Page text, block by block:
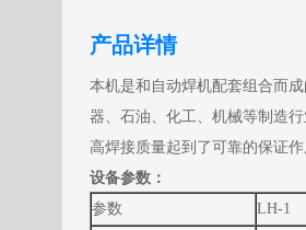
产品详情
本机是和自动焊机配套组合而
器、石油、化工、机械等制造
高焊接质量起到了可靠的保证
设备参数：
参数
LH-1